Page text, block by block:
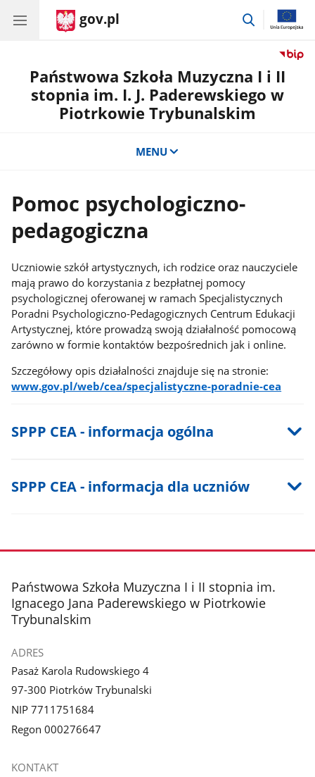
gov.pl
przejdź
Państwowa Szkoła Muzyczna I i II
stopnia im. I. J. Paderewskiego w
Piotrkowie Trybunalskim
MENU
Pomoc psychologiczno-
pedagogiczna
Uczniowie szkół artystycznych, ich rodzice oraz nauczyciele
mają prawo do korzystania z bezpłatnej pomocy
psychologicznej oferowanej w ramach Specjalistycznych
Poradni Psychologiczno-Pedagogicznych Centrum Edukacji
Artystycznej, które prowadzą swoją działalność pomocową
zarówno w formie kontaktów bezpośrednich jak i online.
Szczegółowy opis działalności znajduje się na stronie:
www.gov.pl/web/cea/specjalistyczne-poradnie-cea
SPPP CEA - informacja ogólna
SPPP CEA - informacja dla uczniów
stopka
Państwowa Szkoła Muzyczna I i II stopnia im.
Ignacego Jana Paderewskiego w Piotrkowie
Trybunalskim
ADRES
Pasaż Karola Rudowskiego 4
97-300 Piotrków Trybunalski
NIP 7711751684
Regon 000276647
KONTAKT